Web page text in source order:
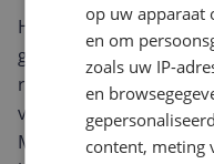
Heb jij dit product in
geven? Start dan
review. Afhankelijk van
van een review
Met jouw mening help
op uw apparaat
en om
zoals uw IP-
en
content, meting